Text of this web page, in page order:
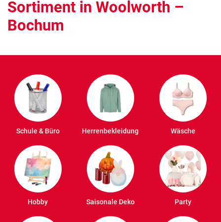
Sortiment in Woolworth –
Bochum
Schule & Büro Herrenbekleidung Wäsche
Hobby Saisonale Deko Party